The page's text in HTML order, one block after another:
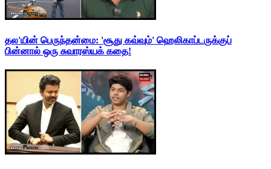
தல'யின் பெருந்தன்மை: 'சூது கவ்வும்' ஹெலிகாப்டருக்குப்
பின்னால் ஒரு சுவாரஸ்யக் கதை!